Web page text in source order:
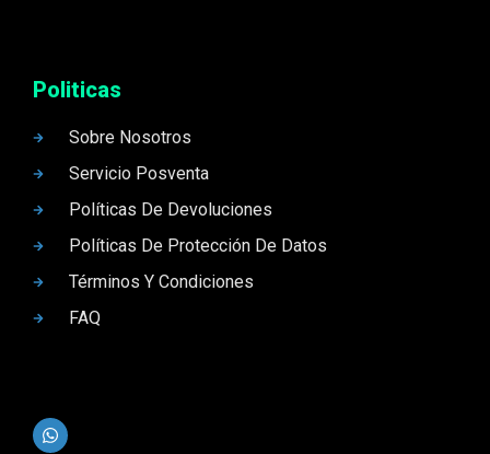
Politicas
Sobre Nosotros
Servicio Posventa
Políticas De Devoluciones
Políticas De Protección De Datos
Términos Y Condiciones
FAQ